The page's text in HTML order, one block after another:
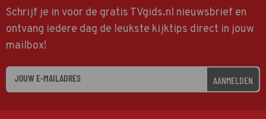
Schrijf je in voor de gratis TVgids.nl nieuwsbrief en
ontvang iedere dag de leukste kijktips direct in jouw
mailbox!
AANMELDEN